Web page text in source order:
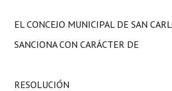
EL CONCEJO MUNICIPAL DE SAN
SANCIONA CON CARÁCTER DE
RESOLUCIÓN